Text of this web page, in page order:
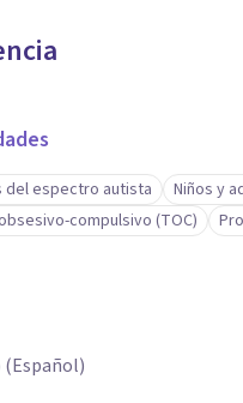
del espectro autista Niños y
compulsivo (TOC)